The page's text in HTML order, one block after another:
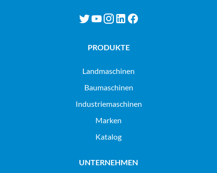
PRODUKTE
landmaschinen
baumaschinen
industriemaschinen
Marken
Katalog
UNTERNEHMEN